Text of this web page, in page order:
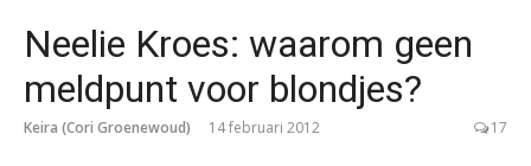
Neelie Kroes: waarom geen
meldpunt voor blondjes?
Keira (Cori Groenewoud) 14 februari 2012 17